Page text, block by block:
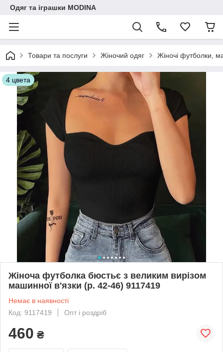
Одяг та іграшки MODINA
Товари та послуги Жіночий одяг Жіночі футболки,
4 цвета
Жіноча футболка бюстьє з великим вирізом
машинної в'язки (р. 42-46) 9117419
Немає в наявності
Код: 9117419
Опт і роздріб
460 ₴